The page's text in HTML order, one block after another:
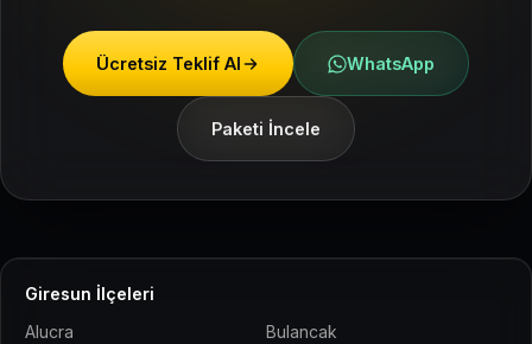
Ücretsiz Teklif Al WhatsApp
Paketi İncele
Giresun İlçeleri
Alucra
Bulancak